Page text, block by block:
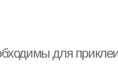
для